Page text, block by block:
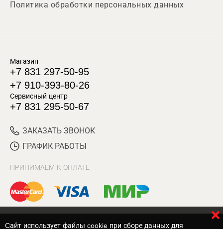
Политика обработки персональных данных
Магазин
+7 831 297-50-95
+7 910-393-80-26
Сервисный центр
+7 831 295-50-67
ЗАКАЗАТЬ ЗВОНОК
ГРАФИК РАБОТЫ
ПРИНИМАЕМ К ОПЛАТЕ
Cайт использует файлы cookie при сборе данных для